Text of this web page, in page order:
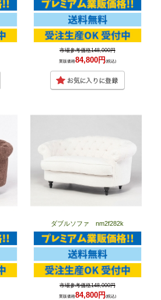
市場参考価格148,000円
業販価格84,800円 (税込)
ダブルソファ nm2f282k
市場参考価格148,000円
業販価格84,800円(税込)